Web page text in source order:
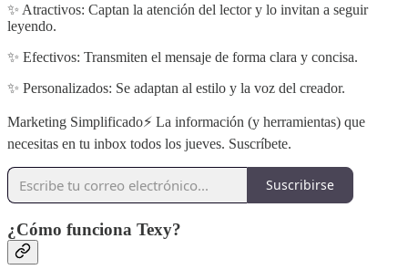
✨ Atractivos: Captan la atención del lector y lo invitan a seguir
leyendo.
✨ Efectivos: Transmiten el mensaje de forma clara y concisa.
✨ Personalizados: Se adaptan al estilo y la voz del creador.
Marketing Simplificado⚡️ La información (y herramientas) que
necesitas en tu inbox todos los jueves. Suscríbete.
Suscribirse
¿Cómo funciona Texy?